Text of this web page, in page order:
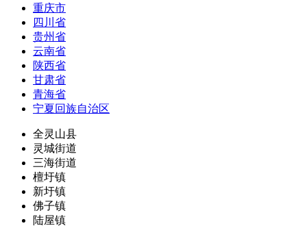
重庆市
四川省
贵州省
云南省
陕西省
甘肃省
青海省
宁夏回族自治区
全灵山县
灵城街道
三海街道
檀圩镇
新圩镇
佛子镇
陆屋镇